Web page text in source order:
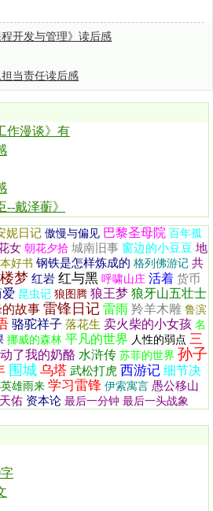
程开发与管理》读后感
当责任读后感
作漫谈》有
戴泽蘅》
妮日记 傲慢与偏见 巴黎圣母院 百年孤
女 朝花夕拾 城南旧事 窗边的小豆豆 地
好书 钢铁是怎样炼成的 格列佛游记 共
梦 红岩 红与黑 呼啸山庄 活着 货币
昆虫记 狼图腾 狼王梦 狼牙山五壮士
故事 雷锋日记 雷雨 羚羊木雕 鲁滨
骆驼祥子 落花生 卖火柴的小女孩 名
挪威的森林 平凡的世界 人性的弱点 三
了我的奶酪 水浒传 苏菲的世界 孙子
围城 乌塔 武松打虎 西游记 细节决
雄雨来 学习雷锋 伊索寓言 愚公移山
佑 资本论 最后一分钟 最后一头战象